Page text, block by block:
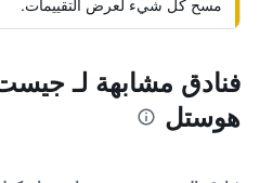
مسح كل شيء لعرض التقييمات.
فنادق مشابهة لـ
هوستل